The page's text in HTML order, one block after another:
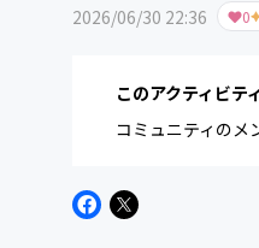
2026/06/30 22:36 0
このアクティビテ
コミュニティのメ